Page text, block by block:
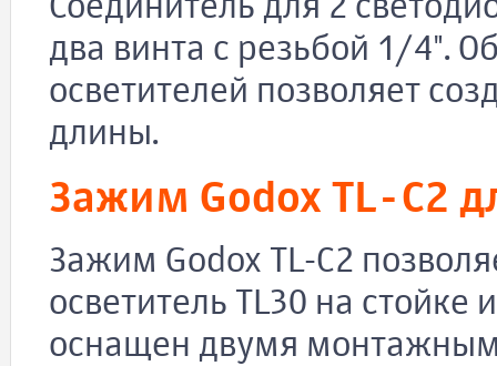
Соединитель для 2
два винта с резьбой 1/4".
осветителей позволяет
длины.
Зажим Godox TL-C2
Зажим Godox TL-C2
осветитель TL30 на
оснащен двумя